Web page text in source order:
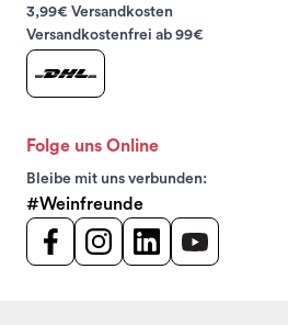
3,99€ Versandkosten
Versandkostenfrei ab 99€
Folge uns Online
Bleibe mit uns verbunden:
#Weinfreunde